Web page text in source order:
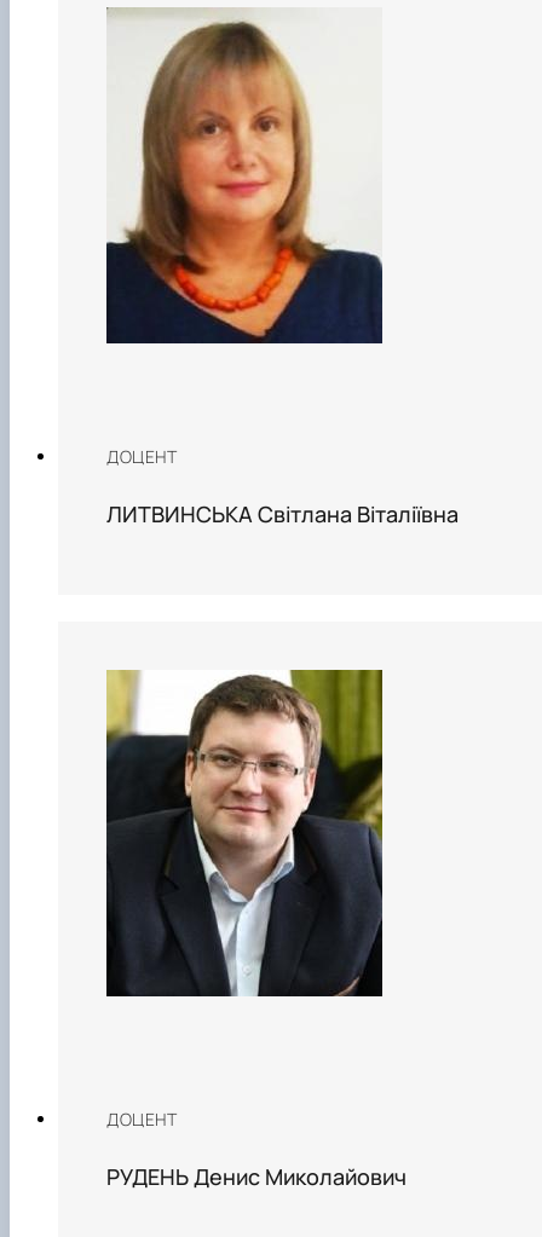
ДОЦЕНТ
ЛИТВИНСЬКА Світлана Віталіївна
ДОЦЕНТ
РУДЕНЬ Денис Миколайович